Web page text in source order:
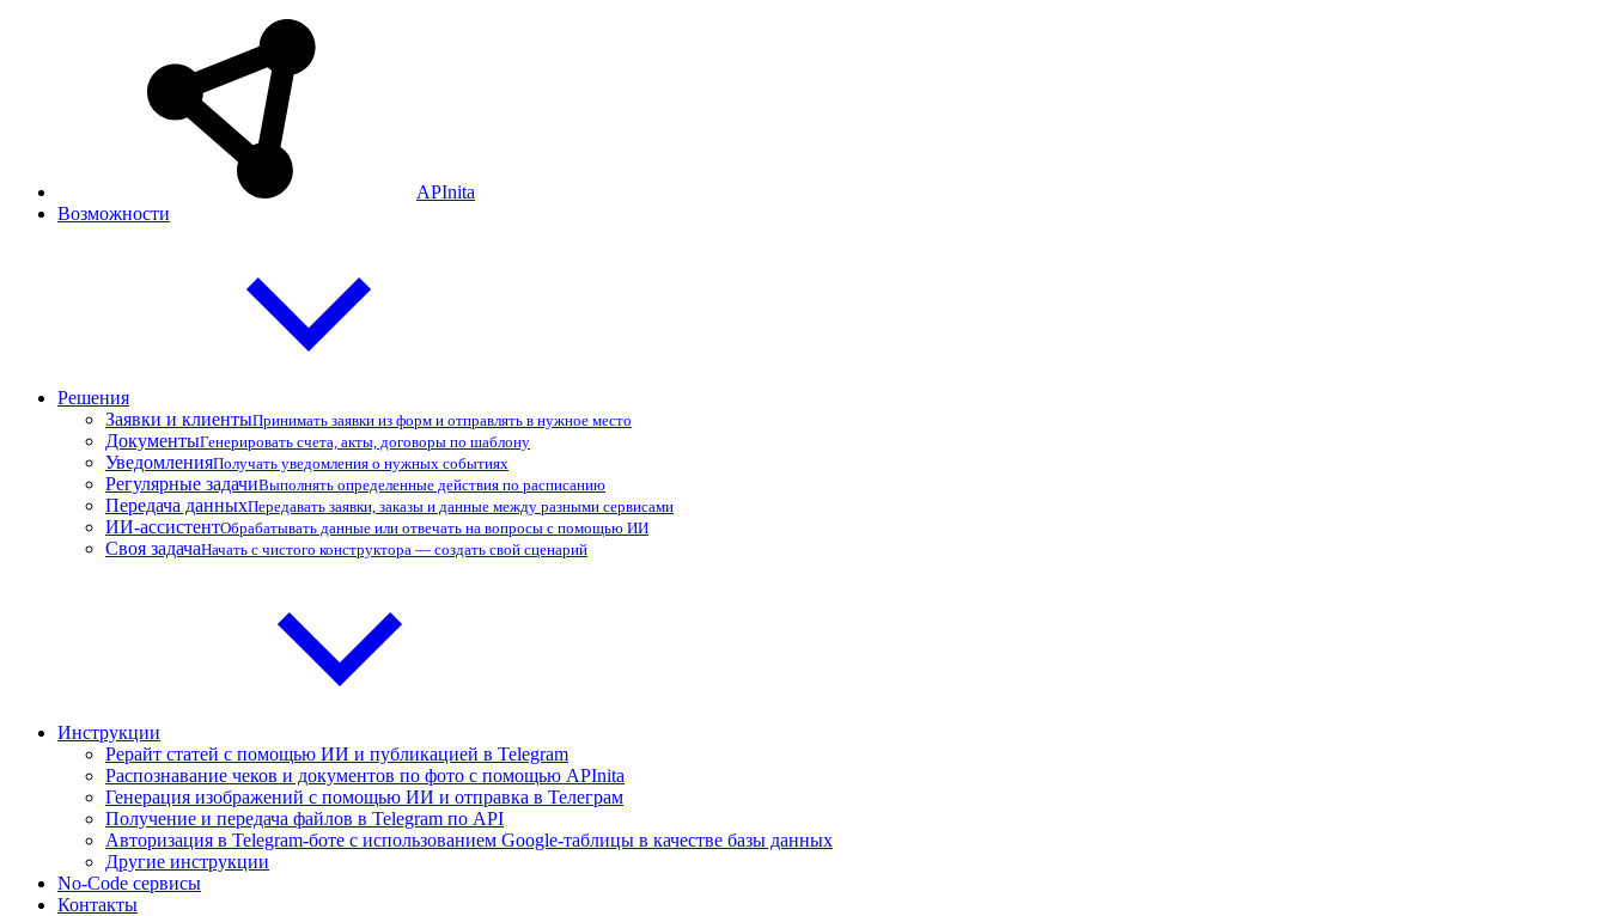
APInita
Возможности
Решения
Заявки и клиентыПринимать заявки из форм и отправлять в нужное место
ДокументыГенерировать счета, акты, договоры по шаблону
УведомленияПолучать уведомления о нужных событиях
Регулярные задачиВыполнять определенные действия по расписанию
Передача данныхПередавать заявки, заказы и данные между разными сервисами
ИИ-ассистентОбрабатывать данные или отвечать на вопросы с помощью ИИ
Своя задачаНачать с чистого конструктора — создать свой сценарий
Инструкции
Рерайт статей с помощью ИИ и публикацией в Telegram
Распознавание чеков и документов по фото с помощью APInita
Генерация изображений с помощью ИИ и отправка в Телеграм
Получение и передача файлов в Telegram по API
Авторизация в Telegram-боте с использованием Google-таблицы в качестве базы данных
Другие инструкции
No-Code сервисы
Контакты